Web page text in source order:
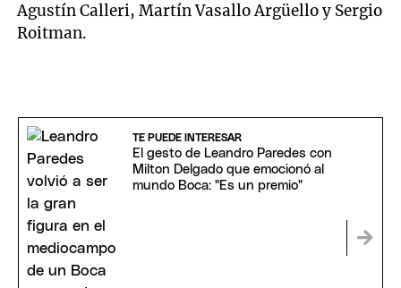
Agustín Calleri, Martín Vasallo Argüello y Sergio
Roitman.
TE PUEDE INTERESAR
El gesto de Leandro Paredes con
Milton Delgado que emocionó al
mundo Boca: "Es un premio"